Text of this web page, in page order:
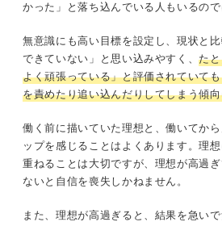
かった」と落ち込んでいる人もいるので
無意識にも高い目標を設定し、現状と
できていない」と思い込みやすく、た
よく頑張っている」と評価されていて
を責めたり追い込んだりしてしまう傾
働く前に描いていた理想と、働いてか
ップを感じることはよくあります。理
重ねることは大切ですが、理想が高過
ないと自信を喪失しかねません。
また、理想が高過ぎると、結果を急い